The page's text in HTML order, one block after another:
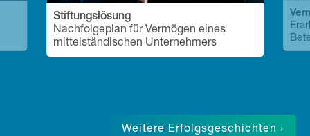
Stiftungslösung
Nachfolgeplan für Vermögen eines
mittelständischen Unternehmers
Weitere Erfolgsgeschichten ›